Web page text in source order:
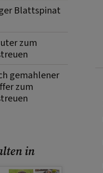
Blattspinat
zum
gemahlener
zum
in